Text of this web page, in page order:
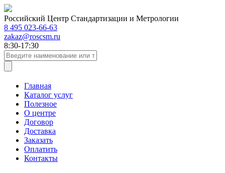
Российский Центр Стандартизации и Метрологии
8 495 023-66-63
zakaz@roscsm.ru
8:30-17:30
Главная
Каталог услуг
Полезное
О центре
Договор
Доставка
Заказать
Оплатить
Контакты